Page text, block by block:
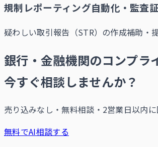
規制レポーティング自動化・監査
疑わしい取引報告（STR）の作成補助・
銀行・金融機関のコンプラ
今すぐ相談しませんか？
売り込みなし・無料相談・2営業日以内
無料でAI相談する